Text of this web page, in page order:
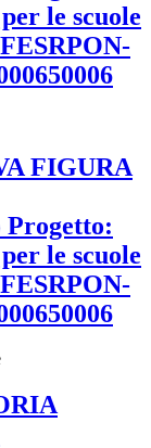
le scuole
le scuole